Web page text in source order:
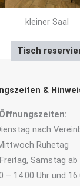
Tisch
kleiner Saal
&
Öffnungszeiten:
nach
Ruhetag
Samstag ab
– 14.00 Uhr und